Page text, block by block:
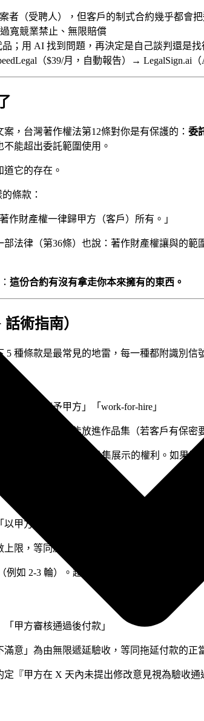
者（受聘人），但客戶的制式合約幾乎都會
寬競業禁止、無限賠償
；用 AI 找到問題，再決定是自己談判還是找
（$39/月，自動報告）→ LegalSign.ai
，台灣著作權法第12條對你是有保護的： 委
能超出委託範圍使用。
它的存在。
條款：
作財產權一律歸甲方（客戶）所有。」
法律（第36條）也說：著作財產權讓與的範
這份合約有沒有拿走你本來擁有的東西。
術指南）
種條款是最常見的地雷，每一種都附識別信
產權讓渡予甲方」「work-for-hire」
戶，你甚至不能放進作品集（若客戶有保密
圍內，保留我個人作品集展示的權利。如果
甲方確認為準」
限，等同於把你的時間無償送給客戶。一
如 2-3 輪）。超過之後會依照日費另計。這
甲方審核通過後付款」
意」為由無限遞延驗收，等同拖延付款的正
『甲方在 X 天內未提出修改意見視為驗收通